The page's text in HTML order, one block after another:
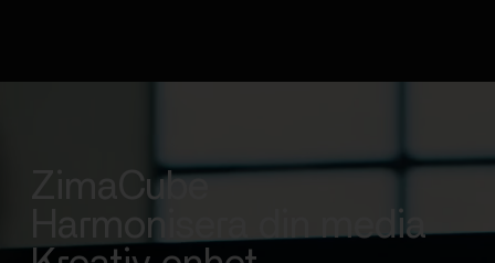
ZimaCube
Harmonisera din media